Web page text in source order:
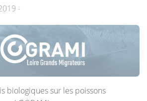
-
biologiques sur les poissons